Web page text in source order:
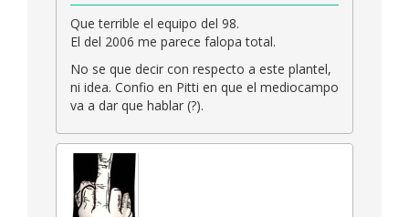
Que terrible el equipo del 98.
El del 2006 me parece falopa total.
No se que decir con respecto a este plantel,
ni idea. Confio en Pitti en que el mediocampo
va a dar que hablar (?).